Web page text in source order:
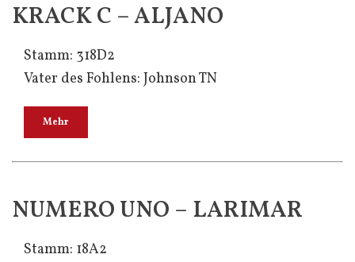
KRACK C – ALJANO
Stamm: 318D2
Vater des Fohlens: Johnson TN
Mehr
NUMERO UNO – LARIMAR
Stamm: 18A2